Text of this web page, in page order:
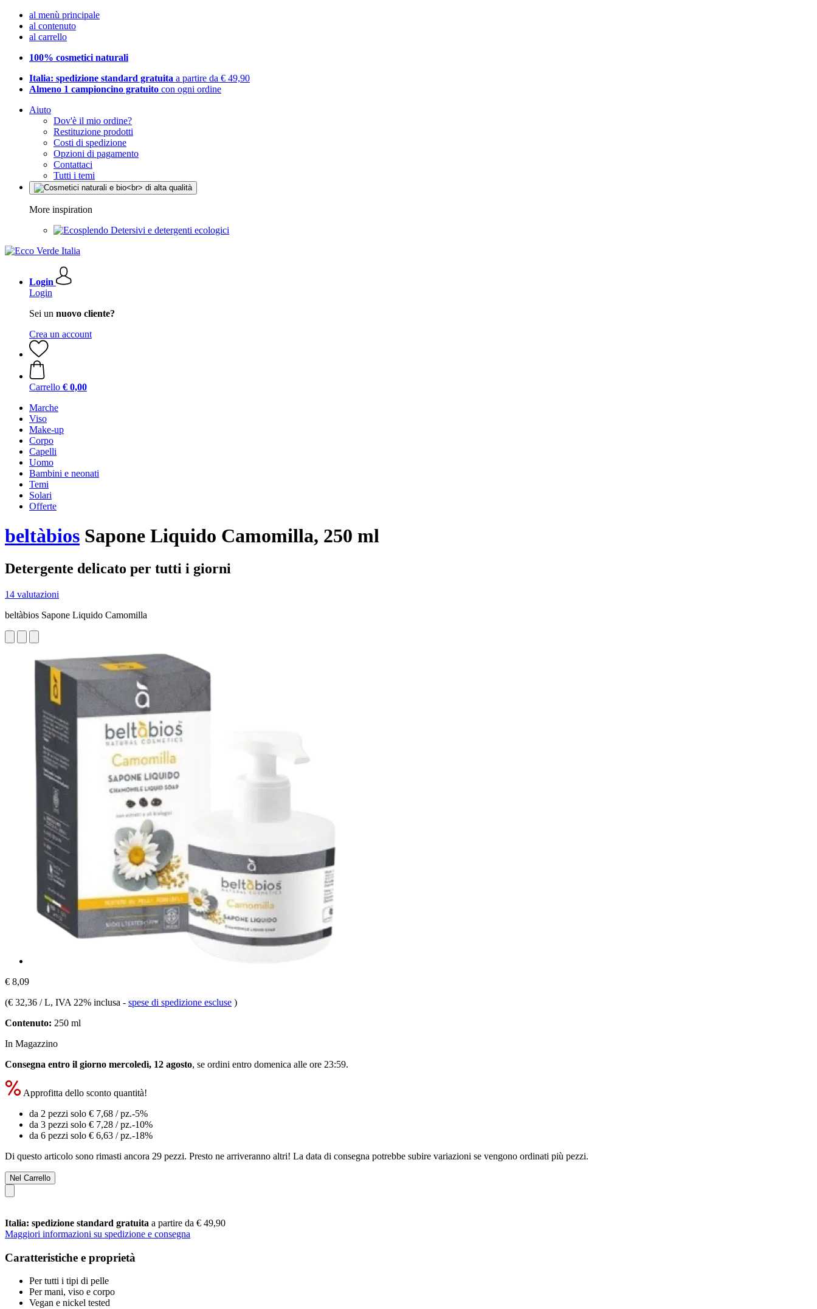
al menù principale
al contenuto
al carrello
100% cosmetici naturali
Italia: spedizione standard gratuita a partire da € 49,90
Almeno 1 campioncino gratuito con ogni ordine
Aiuto
Dov'è il mio ordine?
Restituzione prodotti
Costi di spedizione
Opzioni di pagamento
Contattaci
Tutti i temi
More inspiration
Detersivi e detergenti ecologici
Login
Login
Sei un nuovo cliente?
Crea un account
Carrello € 0,00
Marche
Viso
Make-up
Corpo
Capelli
Uomo
Bambini e neonati
Temi
Solari
Offerte
beltàbios Sapone Liquido Camomilla, 250 ml
Detergente delicato per tutti i giorni
14 valutazioni
beltàbios Sapone Liquido Camomilla
€ 8,09
(€ 32,36 / L, IVA 22% inclusa - spese di spedizione escluse )
Contenuto: 250 ml
In Magazzino
Consegna entro il giorno mercoledì, 12 agosto, se ordini entro domenica alle ore 23:59.
Approfitta dello sconto quantità!
da 2 pezzi solo € 7,68 / pz.-5%
da 3 pezzi solo € 7,28 / pz.-10%
da 6 pezzi solo € 6,63 / pz.-18%
Di questo articolo sono rimasti ancora 29 pezzi. Presto ne arriveranno altri! La data di consegna potrebbe subire variazioni se vengono ordinati più pezzi.
Nel Carrello
Italia: spedizione standard gratuita a partire da € 49,90
Maggiori informazioni su spedizione e consegna
Caratteristiche e proprietà
Per tutti i tipi di pelle
Per mani, viso e corpo
Vegan e nickel tested